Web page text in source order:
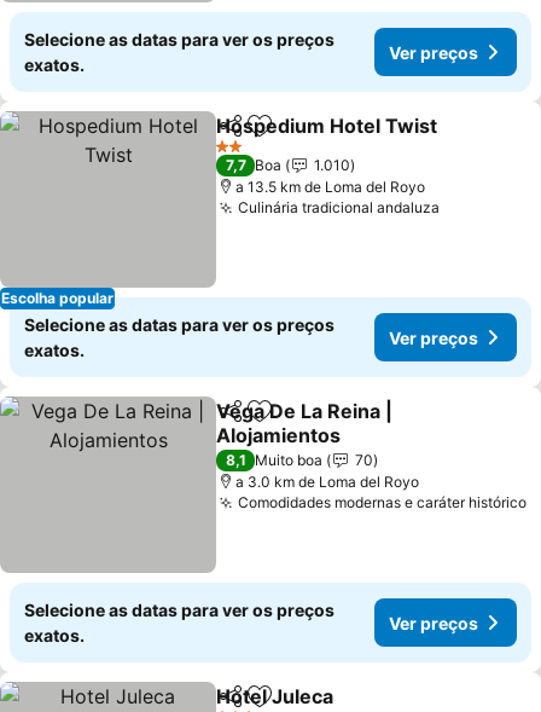
Selecione as datas para ver os preços
exatos.
Ver preços
Escolha popular
PartilharAdicionar aos favoritos
Hospedium Hotel Twist
2 Estrelas
7,7 Boa
1.010
a 13.5 km de Loma del Royo
Culinária tradicional andaluza
Selecione as datas para ver os preços
exatos.
Ver preços
PartilharAdicionar aos favoritos
Vega De La Reina |
Alojamientos
Ver preços
8,1 Muito boa
70
a 3.0 km de Loma del Royo
Comodidades modernas e caráter histórico
Selecione as datas para ver os preços
exatos.
Ver preços
Partilhar
Hotel Juleca